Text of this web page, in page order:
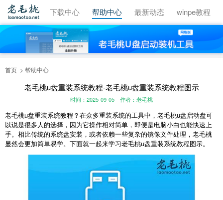
视频教程 下载中心 帮助中心 最新动态 winpe教程
首页 帮助中心
老毛桃u盘重装系统教程-老毛桃u盘重装系统教程图示
时间：2025-09-05 作者：老毛桃
老毛桃u盘重装系统教程？在众多重装系统的工具中，老毛桃u盘启动盘可
以说是很多人的选择，因为它操作相对简单，即便是电脑小白也能快速上
手。相比传统的系统盘安装，或者依赖一些复杂的镜像文件处理，老毛桃
显然会更加简单易学。下面就一起来学习老毛桃u盘重装系统教程图示。